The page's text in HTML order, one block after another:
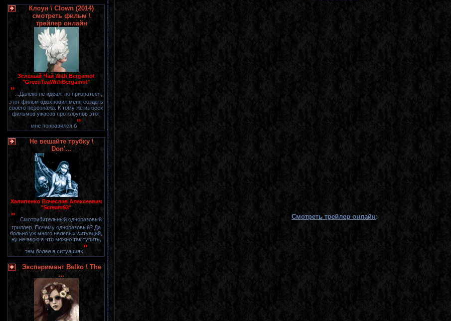
Клоун \ Clown (2014)
смотреть фильм \
трейлер онлайн
Зелёный Чай With Bergamot
"GreenTeaWithBergamot"
" ...Далеко не идеал, но признаться,
этот фильм вдохновил меня создать
своего персонажа. К тому же из всех
фильмов ужасов про клоунов этот
мне понравился б"
Не вешайте трубку \
Don'...
Халипенко Вячеслав Алексеевич
"Scream93"
" ...Смотрибительный одноразовый
триллер. Почему одноразовый? Да
больно уж много нелепых ситуаций,
ну не верю я что можно так тупить,
тем более в ситуациях"
Эксперимент Belko \ The
...
Смотреть трейлер онлайн: